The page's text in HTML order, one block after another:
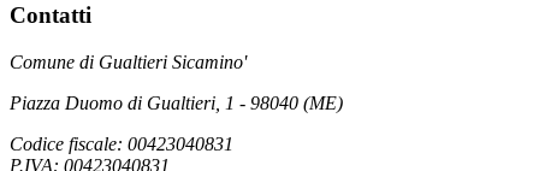
Contatti
Comune di Gualtieri Sicamino'
Piazza Duomo di Gualtieri, 1 - 98040 (ME)
Codice fiscale: 00423040831
P.IVA: 00423040831